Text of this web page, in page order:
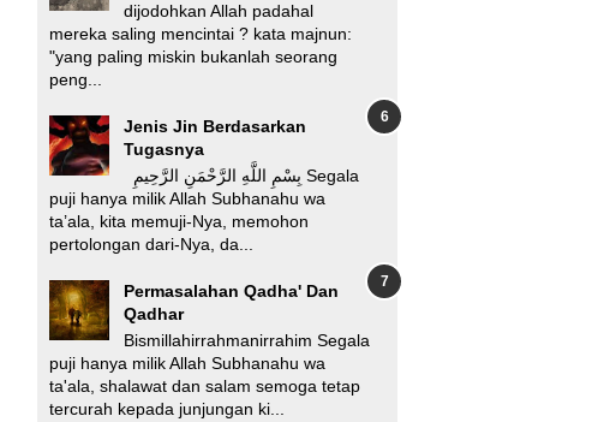
dijodohkan Allah padahal
mereka saling mencintai ? kata majnun:
"yang paling miskin bukanlah seorang
peng...
Jenis Jin Berdasarkan
Tugasnya
puji hanya milik Allah Subhanahu wa
ta’ala, kita memuji-Nya, memohon
pertolongan dari-Nya, da...
Permasalahan Qadha' Dan
Qadhar
Bismillahirrahmanirrahim Segala
puji hanya milik Allah Subhanahu wa
ta'ala, shalawat dan salam semoga tetap
tercurah kepada junjungan ki...